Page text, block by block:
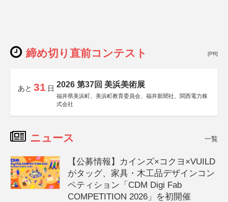
締め切り直前コンテスト [PR]
あと 31 日 2026 第37回 美浜美術展
福井県美浜町、美浜町教育委員会、福井新聞社、関西電力株
式会社
ニュース 一覧
【公募情報】カインズ×コクヨ×VUILD
がタッグ、家具・木工品デザインコン
ペティション「CDM Digi Fab
COMPETITION 2026」を初開催